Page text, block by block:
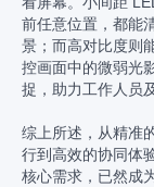
前任意位置，都能
景；而高对比度则
控画面中的微弱光
捉，助力工作人员
综上所述，从精准
行到高效的协同体
核心需求，已然成